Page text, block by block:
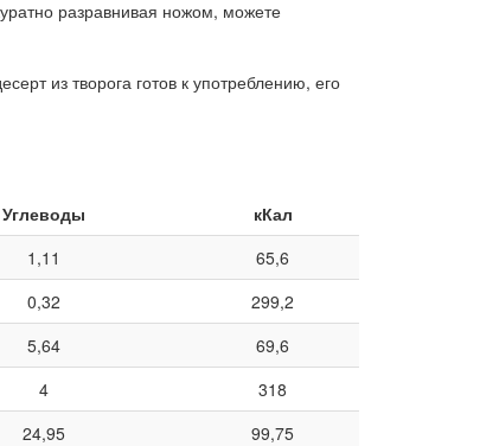
разравнивая ножом, можете
из творога готов к употреблению, его
Углеводы
кКал
1,11
65,6
0,32
299,2
5,64
69,6
4
318
24,95
99,75